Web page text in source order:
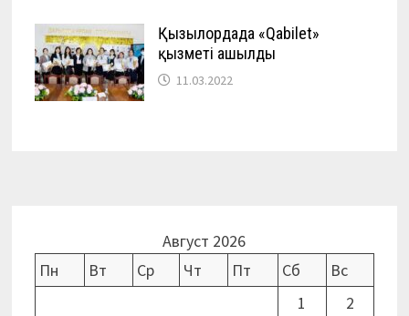
Қызылордада «Qabilet»
қызметі ашылды
11.03.2022
Август 2026
Пн
Вт Ср Чт Пт Сб
Вс
1
2